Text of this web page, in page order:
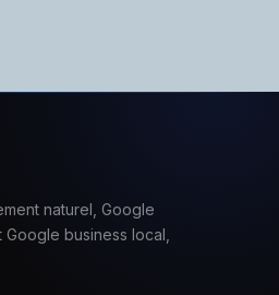
naturel, Google
business local,